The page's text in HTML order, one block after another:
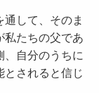
して、そのま
私たちの父であ
、自分のうちに
とされると信じ